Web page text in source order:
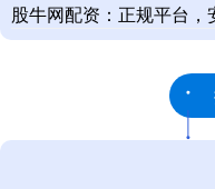
股牛网配资：正规平台，